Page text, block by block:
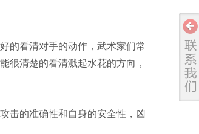
的看清对手的动作，武术家们常
很清楚的看清溅起水花的方向，
击的准确性和自身的安全性，凶